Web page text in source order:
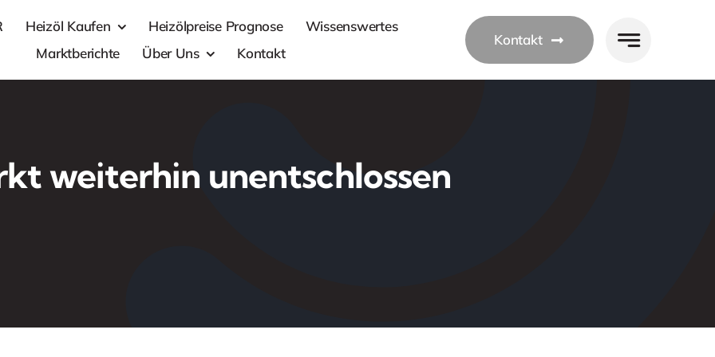
Heizöl Kaufen Heizölpreise Prognose
Wissenswertes
Marktberichte
Über Uns Kontakt
Kontakt
weiterhin unentschlossen